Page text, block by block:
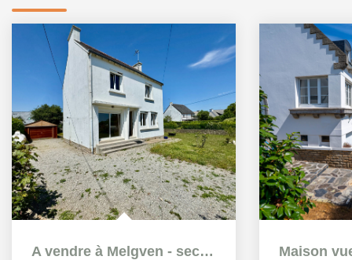
A vendre à Melgven - secteur Croissant Bouillet - Maison 5...